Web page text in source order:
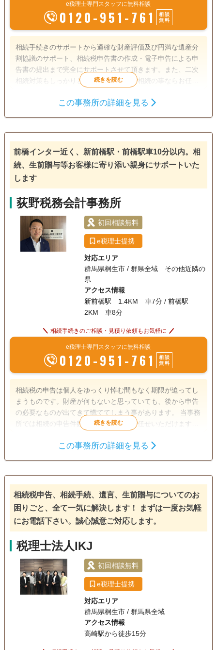
e税理士専門スタッフに無料相談
0120-951-761
相談
無料
相続手続きのサポートから適確な財産評価及び円満な遺産分
割協議のサポート、相続税申告書の作成・電子申告による申
告書の提出まで完全にサポートさせて頂きます。また、二次
相続対策もしっかりとさせて頂きます。相続の事ならお任せ
相続税申告
電話相談可 訪問可 女性スタッフ対応可 土日相談可
初回相談無料 18時以降相談可 オンライン面談可
事務所面談可
この事務所の詳細を見る
前橋インター近く、新前橋駅・前橋駅車10分以内。相
続、生前贈与等お客様に寄り添い親身にサポートいた
します
荻野税務会計事務所
初回相談無料
e税理士提携
対応エリア
群馬県桐生市 / 群県全域 その他近隣の
県
アクセス情報
新前橋駅 1.4KM 車7分 / 前橋駅
2KM 車8分
相続手続きのご相談・見積り依頼もお気軽に
e税理士専門スタッフに無料相談
0120-951-761
相談
無料
相続税の申告は個人をゆっくり悼む間もなく期限が迫ってし
まうものです。財産が何もないと思っていても、後から申告
の必要なものが出てきて慌ててしまう事があります。 当事務
所では相続の申告件数も多く安心してお任せいただけます。
ってからのご相談も、 財産目録から路線価による土地評価な
相続税申告
電話相談可 訪問可 土日相談可 初回相談無料
18時以降相談可 オンライン面談可 事務所面談可
この事務所の詳細を見る
相続税申告、相続手続、遺言、生前贈与についてのお
困りごと、全て一気に解決します！ まずは一度お気軽
にお電話下さい。誠心誠意ご対応します。
税理士法人IKJ
初回相談無料
e税理士提携
対応エリア
群馬県桐生市 / 群馬県全域
アクセス情報
高崎駅から徒歩15分